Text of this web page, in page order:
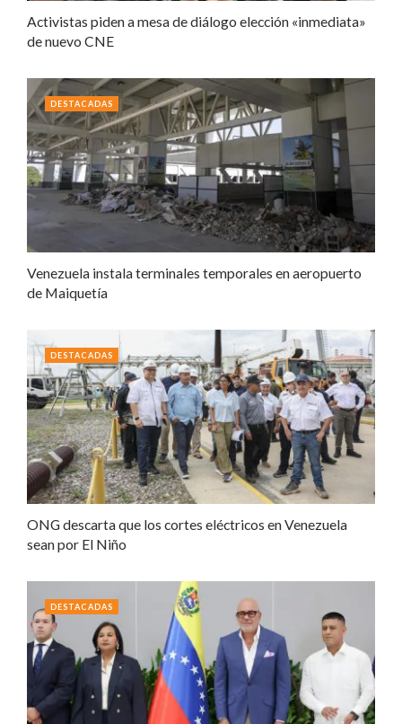
Activistas piden a mesa de diálogo elección «inmediata»
de nuevo CNE
Venezuela instala terminales temporales en aeropuerto
de Maiquetía
DESTACADAS
ONG descarta que los cortes eléctricos en Venezuela
sean por El Niño
DESTACADAS
DESTACADAS